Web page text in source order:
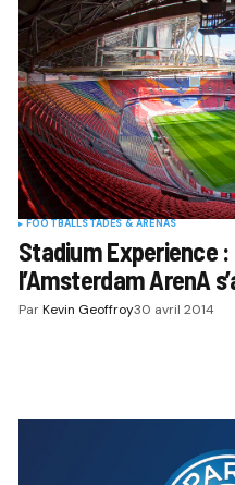
FOOTBALLSTADES & ARENAS
Stadium Experience
l’Amsterdam ArenA
ParKevin Geoffroy30 avril 2014